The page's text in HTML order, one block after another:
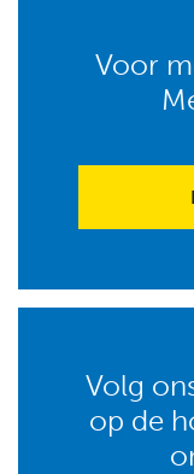
Voor
Volg
op de